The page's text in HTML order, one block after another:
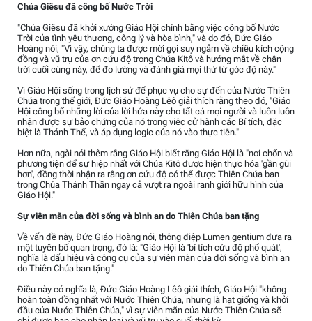
Chúa Giêsu đã công bố Nước Trời
"Chúa Giêsu đã khởi xướng Giáo Hội chính bằng việc công bố Nước
Trời của tình yêu thương, công lý và hòa bình," và do đó, Đức Giáo
Hoàng nói, "Vì vậy, chúng ta được mời gọi suy ngẫm về chiều kích cộng
đồng và vũ trụ của ơn cứu độ trong Chúa Kitô và hướng mắt về chân
trời cuối cùng này, để đo lường và đánh giá mọi thứ từ góc độ này."
Vì Giáo Hội sống trong lịch sử để phục vụ cho sự đến của Nước Thiên
Chúa trong thế giới, Đức Giáo Hoàng Lêô giải thích rằng theo đó, "Giáo
Hội công bố những lời của lời hứa này cho tất cả mọi người và luôn luôn
nhận được sự bảo chứng của nó trong việc cử hành các Bí tích, đặc
biệt là Thánh Thể, và áp dụng logic của nó vào thực tiễn."
Hơn nữa, ngài nói thêm rằng Giáo Hội biết rằng Giáo Hội là "nơi chốn và
phương tiện để sự hiệp nhất với Chúa Kitô được hiện thực hóa 'gần gũi
hơn', đồng thời nhận ra rằng ơn cứu độ có thể được Thiên Chúa ban
trong Chúa Thánh Thần ngay cả vượt ra ngoài ranh giới hữu hình của
Giáo Hội."
Sự viên mãn của đời sống và bình an do Thiên Chúa ban tặng
Về vấn đề này, Đức Giáo Hoàng nói, thông điệp Lumen gentium đưa ra
một tuyên bố quan trọng, đó là: "Giáo Hội là 'bí tích cứu độ phổ quát',
nghĩa là dấu hiệu và công cụ của sự viên mãn của đời sống và bình an
do Thiên Chúa ban tặng."
Điều này có nghĩa là, Đức Giáo Hoàng Lêô giải thích, Giáo Hội "không
hoàn toàn đồng nhất với Nước Thiên Chúa, nhưng là hạt giống và khởi
đầu của Nước Thiên Chúa," vì sự viên mãn của Nước Thiên Chúa sẽ